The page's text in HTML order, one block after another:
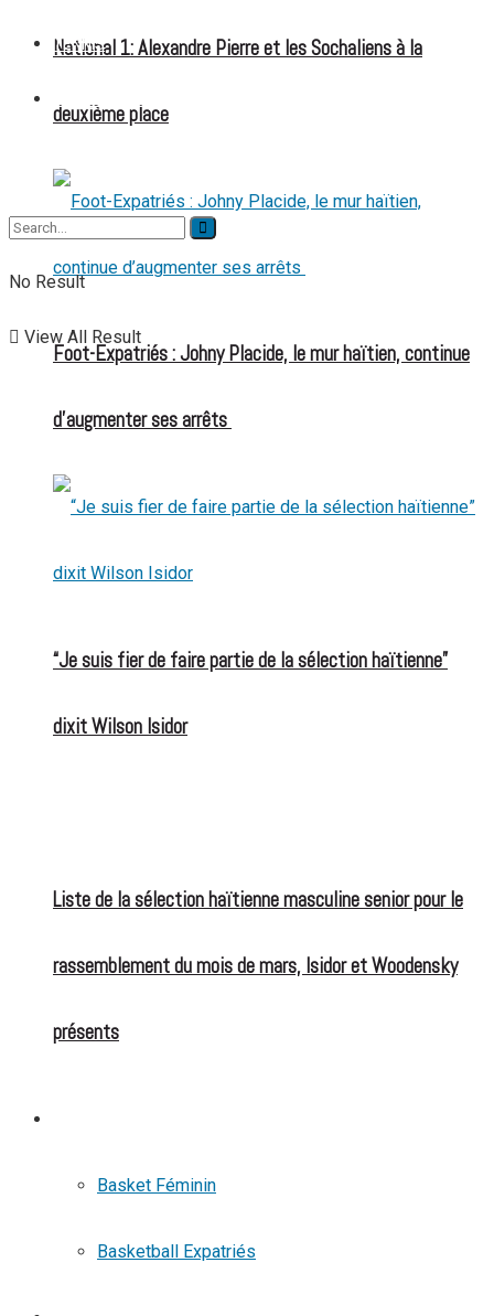
National 1: Alexandre Pierre et les Sochaliens à la
deuxième place
Foot-Expatriés : Johny Placide, le mur haïtien, continue
d’augmenter ses arrêts
“Je suis fier de faire partie de la sélection haïtienne”
dixit Wilson Isidor
Liste de la sélection haïtienne masculine senior pour le
rassemblement du mois de mars, Isidor et Woodensky
présents
Basket Féminin
Basketball Expatriés
TENNIS
No Result
View All Result